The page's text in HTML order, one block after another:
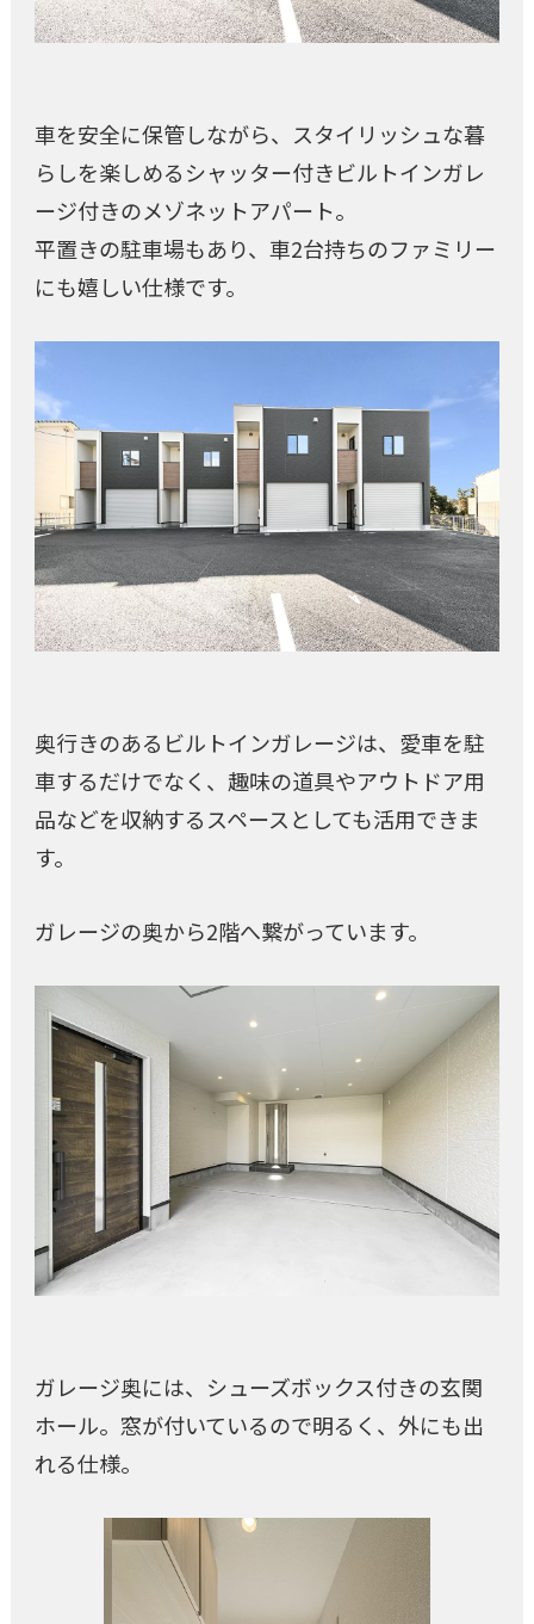
車を安全に保管しながら、スタイリッシュな暮
らしを楽しめるシャッター付きビルトインガレ
ージ付きのメゾネットアパート。
平置きの駐車場もあり、車2台持ちのファミリー
にも嬉しい仕様です。
奥行きのあるビルトインガレージは、愛車を駐
車するだけでなく、趣味の道具やアウトドア用
品などを収納するスペースとしても活用できま
す。
ガレージの奥から2階へ繋がっています。
ガレージ奥には、シューズボックス付きの玄関
ホール。窓が付いているので明るく、外にも出
れる仕様。